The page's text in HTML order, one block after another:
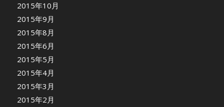
2015年10月
2015年9月
2015年8月
2015年6月
2015年5月
2015年4月
2015年3月
2015年2月